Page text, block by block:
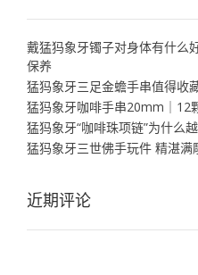
戴猛犸象牙镯子对身体有什么
保养
猛犸象牙三足金蟾手串值得收
猛犸象牙咖啡手串20mm｜12
猛犸象牙“咖啡珠项链”为什么
猛犸象牙三世佛手玩件 精湛
近期评论